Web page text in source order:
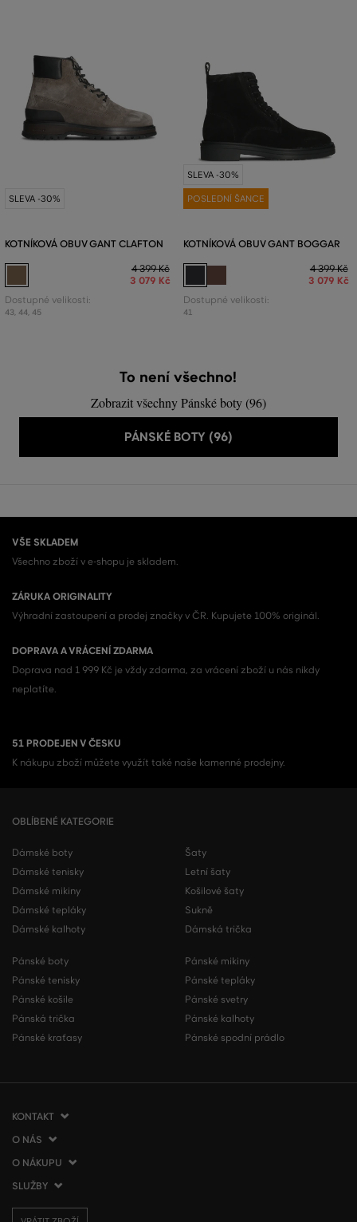
SLEVA -30%
KOTNÍKOVÁ OBUV GANT CLAFTON
4 399 Kč
3 079 Kč
Dostupné velikosti:
43, 44, 45
SLEVA -30%
POSLEDNÍ ŠANCE
KOTNÍKOVÁ OBUV GANT BOGGAR
4 399 Kč
3 079 Kč
Dostupné velikosti:
41
To není všechno!
Zobrazit všechny Pánské boty (96)
PÁNSKÉ BOTY (96)
VŠE SKLADEM
Všechno zboží v e-shopu je skladem.
ZÁRUKA ORIGINALITY
Výhradní zastoupení a prodej značky v ČR. Kupujete 100% originál.
DOPRAVA A VRÁCENÍ ZDARMA
Doprava nad 1 999 Kč je vždy zdarma, za vrácení zboží u nás nikdy
neplatíte.
51 PRODEJEN V ČESKU
K nákupu zboží můžete využít také naše kamenné prodejny.
OBLÍBENÉ KATEGORIE
Dámské boty
Dámské tenisky
Dámské mikiny
Dámské tepláky
Dámské kalhoty
Šaty
Letní šaty
Košilové šaty
Sukně
Dámská trička
Pánské boty
Pánské tenisky
Pánské košile
Pánská trička
Pánské kraťasy
Pánské mikiny
Pánské tepláky
Pánské svetry
Pánské kalhoty
Pánské spodní prádlo
KONTAKT
VERMONT Services Slovakia s. r. o.
Vlčie hrdlo 53
821 07 Bratislava
tel.:+420 210 012 200
O NÁS
O společnosti
Kontakt
O NÁKUPU
Jak nakupovat
Obchodní podmínky
SLUŽBY
Doprava a platba